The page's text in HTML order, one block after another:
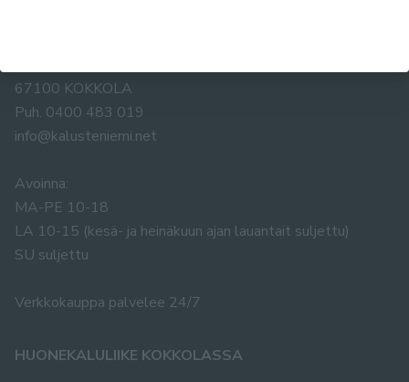
67100 KOKKOLA
Puh. 0400 483 019
info@kalusteniemi.net
Avoinna:
MA-PE 10-18
LA 10-15 (kesä- ja heinäkuun ajan lauantait suljettu)
SU suljettu
Verkkokauppa palvelee 24/7
HUONEKALULIIKE KOKKOLASSA